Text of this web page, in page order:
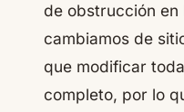
de obstrucción en
cambiamos de
que modificar
completo, por lo